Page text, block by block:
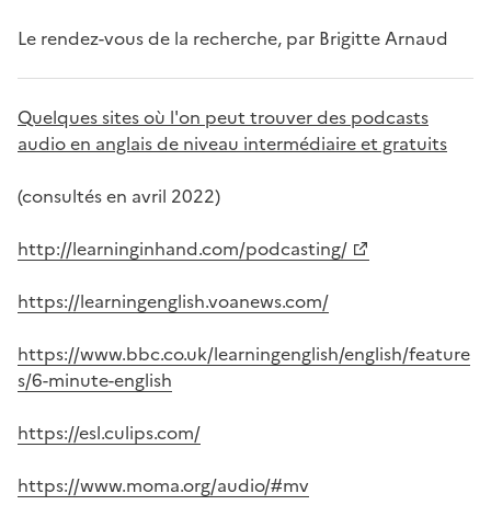
Le rendez-vous de la recherche, par Brigitte Arnaud
Quelques sites où l'on peut trouver des podcasts
audio en anglais de niveau intermédiaire et gratuits
(consultés en avril 2022)
http://learninginhand.com/podcasting/
https://learningenglish.voanews.com/
https://www.bbc.co.uk/learningenglish/english/feature
s/6-minute-english
https://esl.culips.com/
https://www.moma.org/audio/#mv